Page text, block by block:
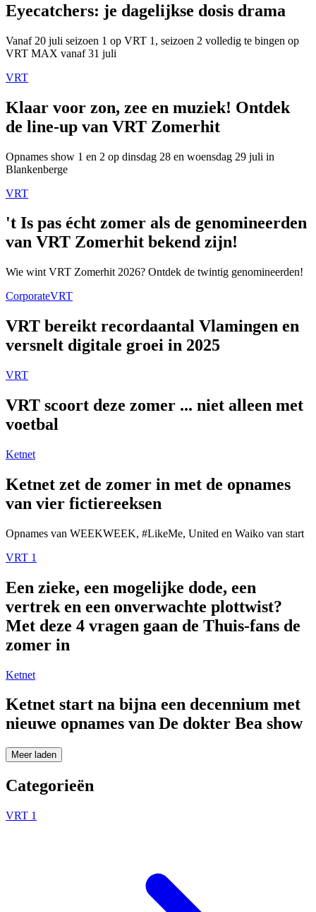
Eyecatchers: je dagelijkse dosis drama
Vanaf 20 juli seizoen 1 op VRT 1, seizoen 2 volledig te bingen op
VRT MAX vanaf 31 juli
VRT
Klaar voor zon, zee en muziek! Ontdek
de line-up van VRT Zomerhit
Opnames show 1 en 2 op dinsdag 28 en woensdag 29 juli in
Blankenberge
VRT
't Is pas écht zomer als de genomineerden
van VRT Zomerhit bekend zijn!
Wie wint VRT Zomerhit 2026? Ontdek de twintig genomineerden!
CorporateVRT
VRT bereikt recordaantal Vlamingen en
versnelt digitale groei in 2025
VRT
VRT scoort deze zomer ... niet alleen met
voetbal
Ketnet
Ketnet zet de zomer in met de opnames
van vier fictiereeksen
Opnames van WEEKWEEK, #LikeMe, United en Waiko van start
VRT 1
Een zieke, een mogelijke dode, een
vertrek en een onverwachte plottwist?
Met deze 4 vragen gaan de Thuis-fans de
zomer in
Ketnet
Ketnet start na bijna een decennium met
nieuwe opnames van De dokter Bea show
Meer laden
Categorieën
VRT 1